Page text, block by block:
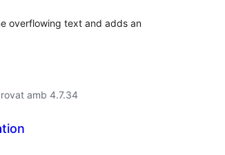
overflowing text and adds an
amb 4.7.34